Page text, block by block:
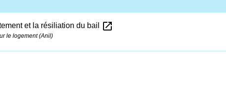
et la résiliation du bail open_in_new
le logement (Anil)